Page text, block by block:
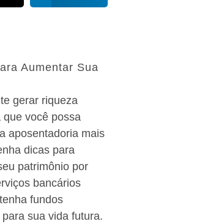
Aumentar Sua
gerar riqueza
que você possa
aposentadoria mais
dicas para
patrimônio por
bancários
fundos
sua vida futura.